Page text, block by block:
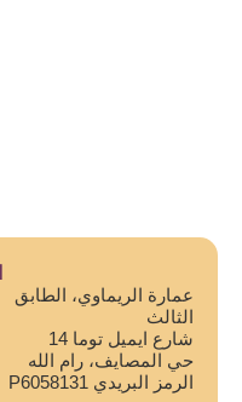
عمارة الريماوي، الطابق
الثالث
شارع ايميل توما 14
حي المصايف، رام الله
الرمز البريدي P6058131